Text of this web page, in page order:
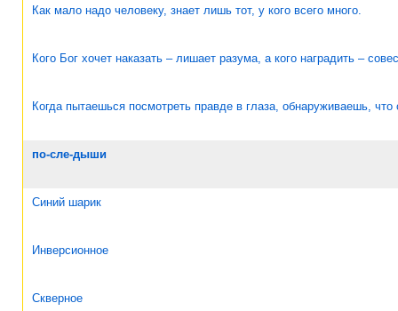
Как мало надо человеку, знает лишь тот, у кого всего много.
Кого Бог хочет наказать – лишает разума, а кого наградить –
Когда пытаешься посмотреть правде в глаза, обнаруживаешь, что
по-сле-дыши
Синий шарик
Инверсионное
Скверное